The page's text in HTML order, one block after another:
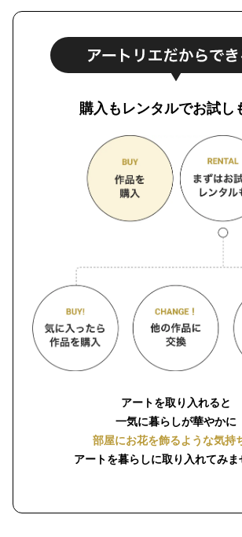
購入もレンタルでお試し
アートを取り入れると
一気に暮らしが華やかに
部屋にお花を飾るような気持
アートを暮らしに取り入れてみま